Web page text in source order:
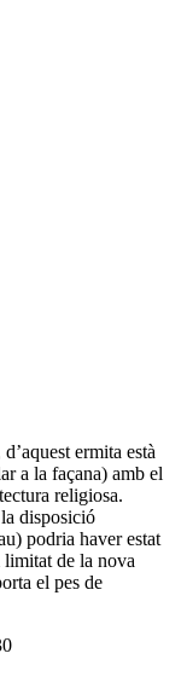
ermita està
a la façana) amb el
religiosa.
disposició
podria haver estat
de la nova
el pes de